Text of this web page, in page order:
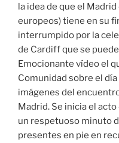
la idea de que el
europeos) tiene en su
interrumpido por la
de Cardiff que se
Emocionante vídeo el
Comunidad sobre el
imágenes del
Madrid. Se inicia el acto
un respetuoso minuto
presentes en pie en